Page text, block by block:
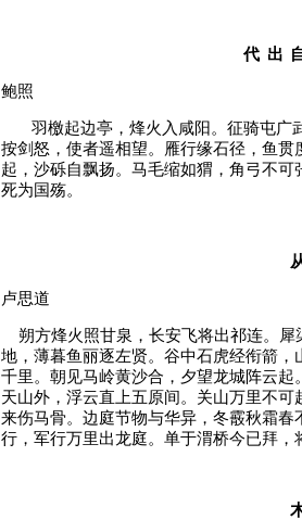
代出
鲍照
羽檄起边亭，烽火入咸阳。征骑屯广
按剑怒，使者遥相望。雁行缘石径，鱼
起，沙砾自飘扬。马毛缩如猬，角弓不
死为国殇。
卢思道
朔方烽火照甘泉，长安飞将出祁连。
地，薄暮鱼丽逐左贤。谷中石虎经衔箭
千里。朝见马岭黄沙合，夕望龙城阵云
天山外，浮云直上五原间。关山万里不
来伤马骨。边庭节物与华异，冬霰秋霜
行，军行万里出龙庭。单于渭桥今已拜，